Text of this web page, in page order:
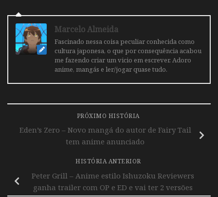
Marcelo Almeida
Fascinado nessa coisa peculiar conhecida como
cultura japonesa, o que por consequência acabou
me fazendo criar um vicio em escrever. Adoro
anime, mangás e ler/jogar quase tudo.
PRÓXIMO HISTÓRIA
Eden’s Zero – Novo mangá do autor de Fairy Tail
tem anime anunciado
HISTÓRIA ANTERIOR
Peter Grill – Anime estilo Ishuzoku Reviewers
ganha trailer com OP e ED e vai ter 2 versões